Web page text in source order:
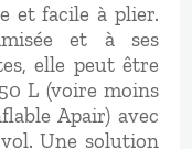
et facile à plier.
et à ses
elle peut être
L (voire moins
Apair) avec
Une solution